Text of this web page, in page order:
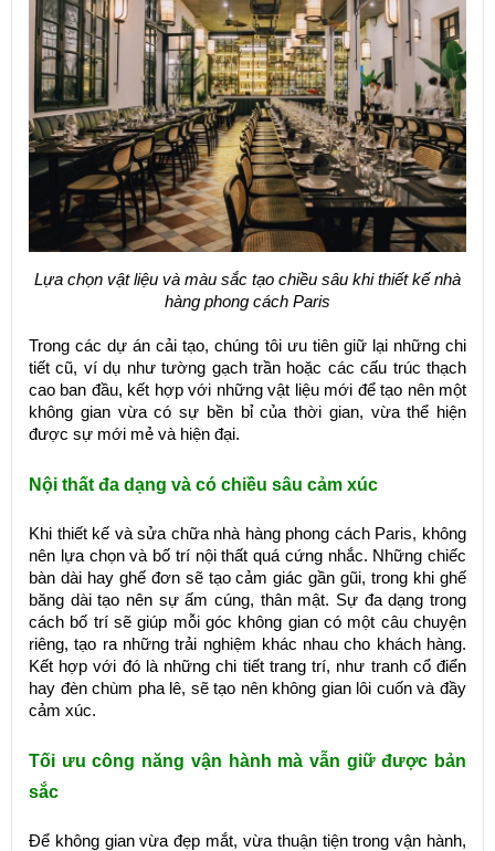
Lựa chọn vật liệu và màu sắc tạo chiều sâu khi thiết kế nhà
hàng phong cách Paris
Trong các dự án cải tạo, chúng tôi ưu tiên giữ lại những chi
tiết cũ, ví dụ như tường gạch trần hoặc các cấu trúc thạch
cao ban đầu, kết hợp với những vật liệu mới để tạo nên một
không gian vừa có sự bền bỉ của thời gian, vừa thể hiện
được sự mới mẻ và hiện đại.
Nội thất đa dạng và có chiều sâu cảm xúc
Khi thiết kế và sửa chữa nhà hàng phong cách Paris, không
nên lựa chọn và bố trí nội thất quá cứng nhắc. Những chiếc
bàn dài hay ghế đơn sẽ tạo cảm giác gần gũi, trong khi ghế
băng dài tạo nên sự ấm cúng, thân mật. Sự đa dạng trong
cách bố trí sẽ giúp mỗi góc không gian có một câu chuyện
riêng, tạo ra những trải nghiệm khác nhau cho khách hàng.
Kết hợp với đó là những chi tiết trang trí, như tranh cổ điển
hay đèn chùm pha lê, sẽ tạo nên không gian lôi cuốn và đầy
cảm xúc.
Tối ưu công năng vận hành mà vẫn giữ được bản
sắc
Để không gian vừa đẹp mắt, vừa thuận tiện trong vận hành,